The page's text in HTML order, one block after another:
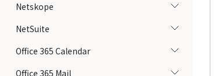
Netskope
NetSuite
Office 365 Calendar
Office 365 Mail